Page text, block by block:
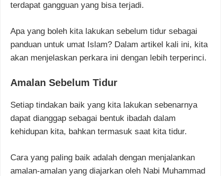
terdapat gangguan yang bisa terjadi.
Apa yang boleh kita lakukan sebelum tidur sebagai
panduan untuk umat Islam? Dalam artikel kali ini, kita
akan menjelaskan perkara ini dengan lebih terperinci.
Amalan Sebelum Tidur
Setiap tindakan baik yang kita lakukan sebenarnya
dapat dianggap sebagai bentuk ibadah dalam
kehidupan kita, bahkan termasuk saat kita tidur.
Cara yang paling baik adalah dengan menjalankan
amalan-amalan yang diajarkan oleh Nabi Muhammad